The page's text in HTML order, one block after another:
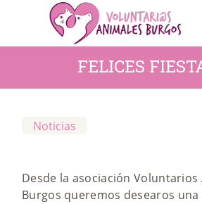
FELICES
ACTIVIDADES
Noticias
Desde la asociación Voluntarios
Burgos queremos desearos una